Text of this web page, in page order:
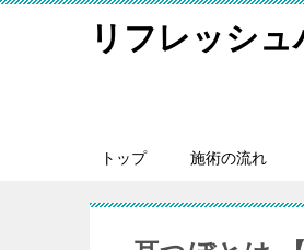
リフレッシ
トップ 施術の流れ